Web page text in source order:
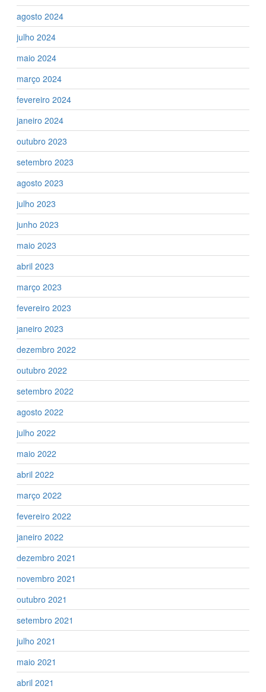
agosto 2024
julho 2024
maio 2024
março 2024
fevereiro 2024
janeiro 2024
outubro 2023
setembro 2023
agosto 2023
julho 2023
junho 2023
maio 2023
abril 2023
março 2023
fevereiro 2023
janeiro 2023
dezembro 2022
outubro 2022
setembro 2022
agosto 2022
julho 2022
maio 2022
abril 2022
março 2022
fevereiro 2022
janeiro 2022
dezembro 2021
novembro 2021
outubro 2021
setembro 2021
julho 2021
maio 2021
abril 2021